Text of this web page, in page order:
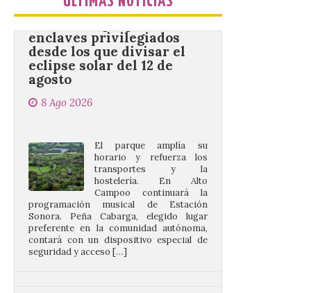
enclaves privilegiados
desde los que divisar el
eclipse solar del 12 de
agosto
8 Ago 2026
hostelería. En Alto
Campoo continuará la
programación musical de Estación
Sonora. Peña Cabarga, elegido lugar
preferente en la comunidad autónoma,
contará con un dispositivo especial de
seguridad y acceso […]